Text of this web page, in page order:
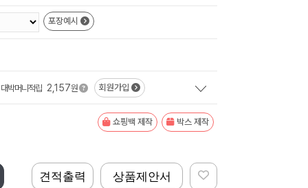
포장예시
대박머니적립 2,157원 회원가입
쇼핑백 제작 박스 제작
상품제안서
견적출력